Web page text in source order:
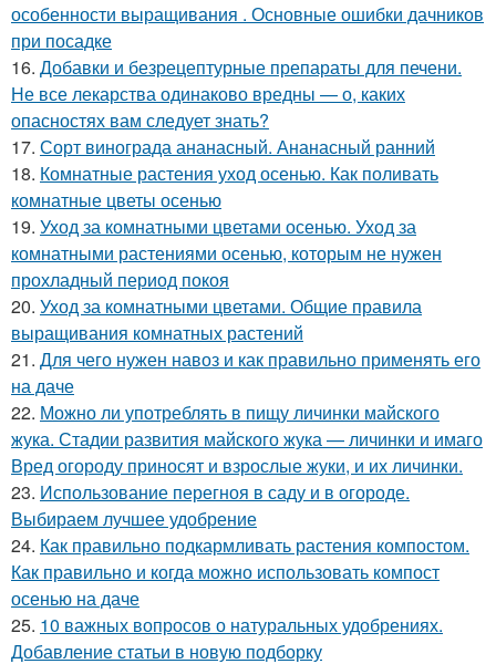
особенности выращивания . Основные ошибки дачников
при посадке
16. Добавки и безрецептурные препараты для печени.
Не все лекарства одинаково вредны — о, каких
опасностях вам следует знать?
17. Сорт винограда ананасный. Ананасный ранний
18. Комнатные растения уход осенью. Как поливать
комнатные цветы осенью
19. Уход за комнатными цветами осенью. Уход за
комнатными растениями осенью, которым не нужен
прохладный период покоя
20. Уход за комнатными цветами. Общие правила
выращивания комнатных растений
21. Для чего нужен навоз и как правильно применять его
на даче
22. Можно ли употреблять в пищу личинки майского
жука. Стадии развития майского жука — личинки и имаго
Вред огороду приносят и взрослые жуки, и их личинки.
23. Использование перегноя в саду и в огороде.
Выбираем лучшее удобрение
24. Как правильно подкармливать растения компостом.
Как правильно и когда можно использовать компост
осенью на даче
25. 10 важных вопросов о натуральных удобрениях.
Добавление статьи в новую подборку